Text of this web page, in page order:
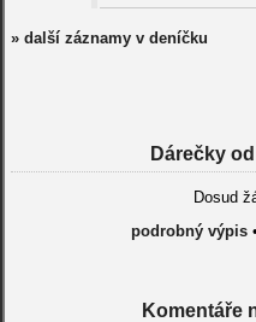
» další záznamy v deníčku
Dárečky
Dosud
podrobný výpis•
Komentáře